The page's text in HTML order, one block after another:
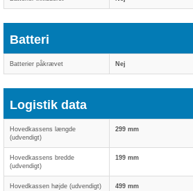
Batteri
Batterier påkrævet Nej
Logistik data
Hovedkassens længde
(udvendigt)
299 mm
Hovedkassens bredde
(udvendigt)
199 mm
Hovedkassen højde (udvendigt) 499 mm